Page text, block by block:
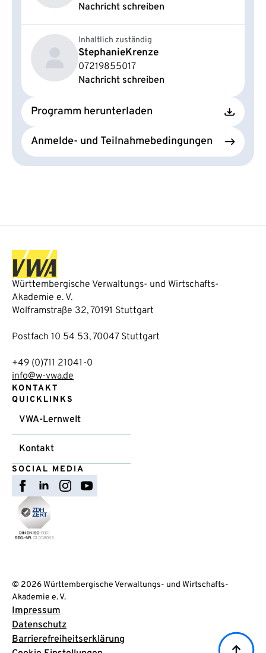
Nachricht schreiben
Inhaltlich zuständig
StephanieKrenze
07219855017
Nachricht schreiben
Programm herunterladen
Anmelde- und Teilnahmebedingungen
Württembergische Verwaltungs- und Wirtschafts-
Akademie e. V.
Wolframstraße 32, 70191 Stuttgart
Postfach 10 54 53, 70047 Stuttgart
+49 (0)711 21041-0
info@w-vwa.de
KONTAKT
QUICKLINKS
VWA-Lernwelt
Kontakt
SOCIAL MEDIA
© 2026 Württembergische Verwaltungs- und Wirtschafts-
Akademie e. V.
Impressum
Datenschutz
Barrierefreiheitserklärung